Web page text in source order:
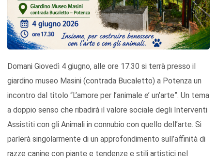
Domani Giovedì 4 giugno, alle ore 17.30 si terrà presso il
giardino museo Masini (contrada Bucaletto) a Potenza un
incontro dal titolo “L’amore per l’animale e’ un’arte”. Un tema
a doppio senso che ribadirà il valore sociale degli Interventi
Assistiti con gli Animali in connubio con quello dell’arte. Si
parlerà singolarmente di un approfondimento sull’affinità di
razze canine con piante e tendenze e stili artistici nel